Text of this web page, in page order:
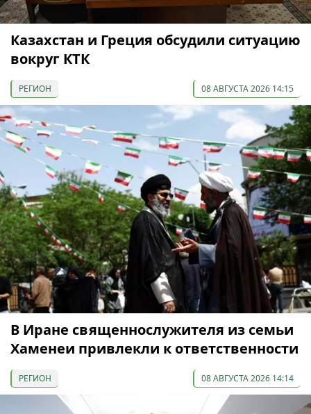
Казахстан и Греция обсудили ситуацию
вокруг КТК
РЕГИОН 08 АВГУСТА 2026 14:15
В Иране священнослужителя из семьи
Хаменеи привлекли к ответственности
РЕГИОН 08 АВГУСТА 2026 14:14